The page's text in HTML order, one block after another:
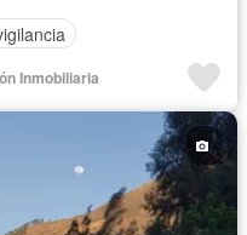
Inmobiliaria